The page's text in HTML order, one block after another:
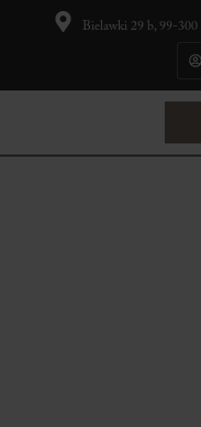
Bielawki 29 b, 99-